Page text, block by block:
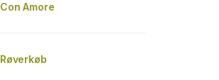
Con Amore
Røverkøb